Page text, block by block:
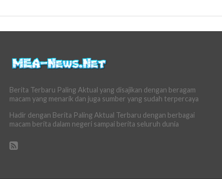
Berita Terbaru Paling Aktual yang disajikan dengan beragam
macam yang menarik dan juga sumber yang sudah terpercaya
Hadir dengan Berita Paling Aktual Terbaru dengan berbagai
macam berita dalam negeri sampai berita seluruh dunia